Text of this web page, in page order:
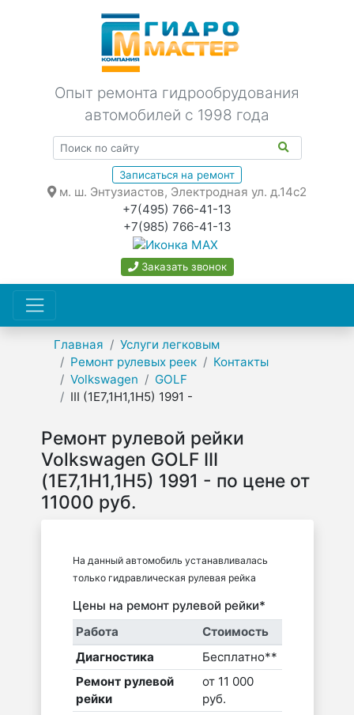
Опыт ремонта гидрообрудования
автомобилей с 1998 года
Записаться на ремонт
м. ш. Энтузиастов, Электродная ул. д.14с2
+7(495) 766-41-13
+7(985) 766-41-13
Заказать звонок
Главная
Услуги легковым
Ремонт рулевых реек
Контакты
Volkswagen
GOLF
III (1E7,1H1,1H5) 1991 -
Ремонт рулевой рейки
Volkswagen GOLF III
(1E7,1H1,1H5) 1991 - по цене от
11000 руб.
На данный автомобиль устанавливалась
только гидравлическая рулевая рейка
Цены на ремонт рулевой рейки*
Работа
Стоимость
Диагностика
Бесплатно**
Ремонт рулевой
рейки
от 11 000
руб.